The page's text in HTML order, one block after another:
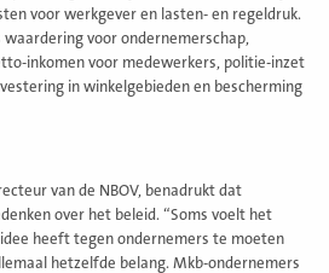
voor werkgever en lasten- en regeldruk.
waardering voor ondernemerschap,
inkomen voor medewerkers, politie-inzet
in winkelgebieden en bescherming
van de NBOV, benadrukt dat
over het beleid. “Soms voelt het
heeft tegen ondernemers te moeten
hetzelfde belang. Mkb-ondernemers